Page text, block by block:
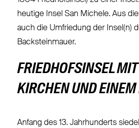
heutige Insel San Michele. Aus
auch die Umfriedung der Insel(n)
Backsteinmauer.
FRIEDHOFSINSEL
KIRCHEN UND
Anfang des 13. Jahrhunderts